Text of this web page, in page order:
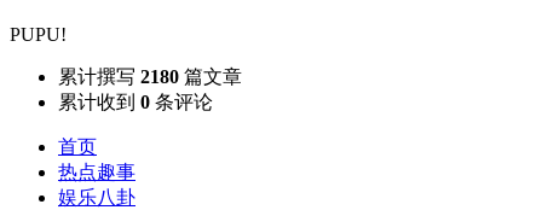
PUPU!
累计撰写 2180 篇文章
累计收到 0 条评论
首页
热点趣事
娱乐八卦